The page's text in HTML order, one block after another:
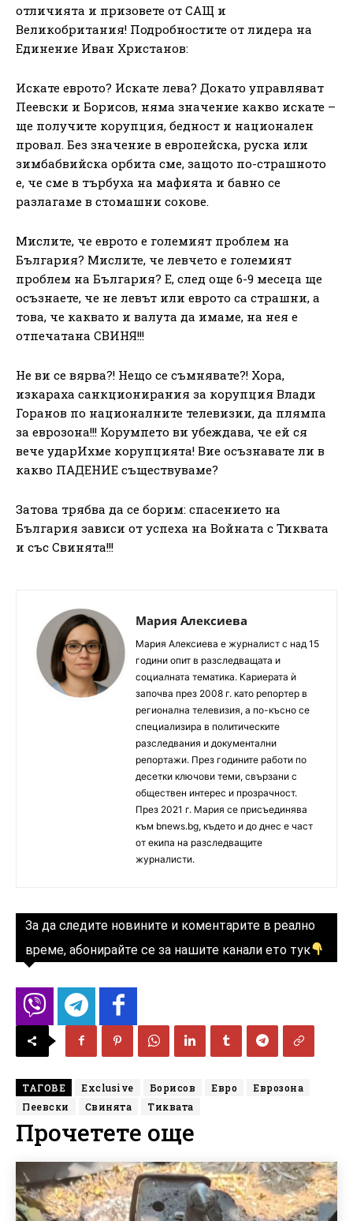
отличията и призовете от САЩ и
Великобритания! Подробностите от лидера на
Единение Иван Христанов:
Искате еврото? Искате лева? Докато управляват
Пеевски и Борисов, няма значение какво искате –
ще получите корупция, бедност и национален
провал. Без значение в европейска, руска или
зимбабвийска орбита сме, защото по-страшното
е, че сме в търбуха на мафията и бавно се
разлагаме в стомашни сокове.
Мислите, че еврото е големият проблем на
България? Мислите, че левчето е големият
проблем на България? Е, след още 6-9 месеца ще
осъзнаете, че не левът или еврото са страшни, а
това, че каквато и валута да имаме, на нея е
отпечатана СВИНЯ!!!
Не ви се вярва?! Нещо се съмнявате?! Хора,
изкараха санкционирания за корупция Влади
Горанов по националните телевизии, да плямпа
за еврозона!!! Корумпето ви убеждава, че ей ся
вече ударИхме корупцията! Вие осъзнавате ли в
какво ПАДЕНИЕ съществуваме?
Затова трябва да се борим: спасението на
България зависи от успеха на Войната с Тиквата
и със Свинята!!!
Мария Алексиева
Мария Алексиева е журналист с над 15
години опит в разследващата и
социалната тематика. Кариерата ѝ
започва през 2008 г. като репортер в
регионална телевизия, а по-късно се
специализира в политическите
разследвания и документални
репортажи. През годините работи по
десетки ключови теми, свързани с
обществен интерес и прозрачност.
През 2021 г. Мария се присъединява
към bnews.bg, където и до днес е част
от екипа на разследващите
журналисти.
За да следите новините и коментарите в реално
време, абонирайте се за нашите канали ето тук
ТАГОВЕ Exclusive Борисов Евро
Еврозона
Пеевски
Свинята Тиквата
Прочетете още